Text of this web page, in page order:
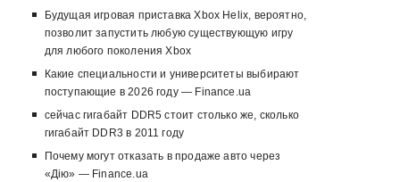
Будущая игровая приставка Xbox Helix, вероятно,
позволит запустить любую существующую игру
для любого поколения Xbox
Какие специальности и университеты выбирают
поступающие в 2026 году — Finance.ua
сейчас гигабайт DDR5 стоит столько же, сколько
гигабайт DDR3 в 2011 году
Почему могут отказать в продаже авто через
«Дію» — Finance.ua